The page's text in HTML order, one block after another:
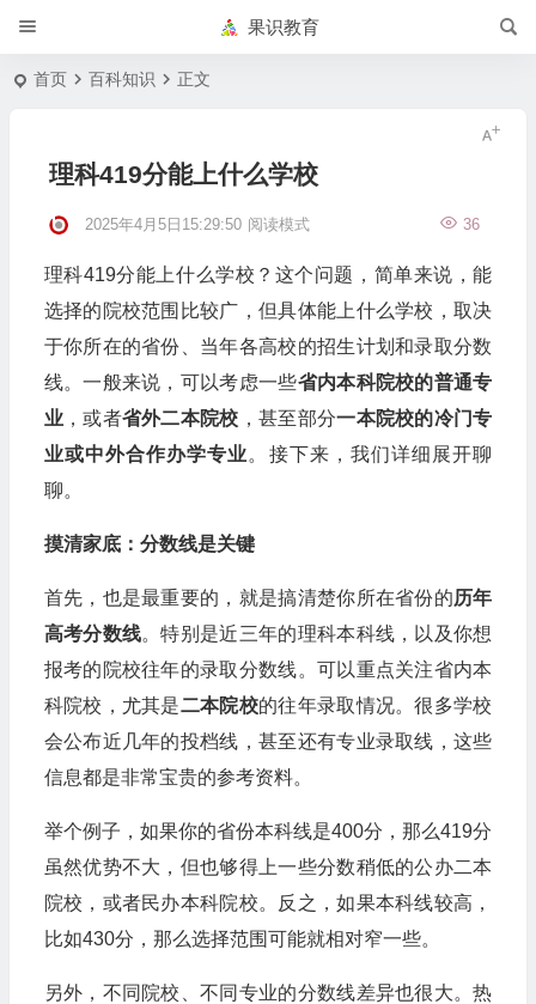
果识教育
首页 百科知识 正文
理科419分能上什么学校
2025年4月5日15:29:50 36
阅读模式
理科419分能上什么学校？这个问题，简单来说，能
选择的院校范围比较广，但具体能上什么学校，取决
于你所在的省份、当年各高校的招生计划和录取分数
线。一般来说，可以考虑一些省内本科院校的普通专
业，或者省外二本院校 ，甚至部分一本院校的冷门专
业或中外合作办学专业。接下来，我们详细展开聊
聊。
摸清家底：分数线是关键
首先，也是最重要的，就是搞清楚你所在省份的历年
高考分数线。特别是近三年的理科本科线，以及你想
报考的院校往年的录取分数线。可以重点关注省内本
科院校，尤其是二本院校的往年录取情况。很多学校
会公布近几年的投档线，甚至还有专业录取线，这些
信息都是非常宝贵的参考资料。
举个例子，如果你的省份本科线是400分，那么419分
虽然优势不大，但也够得上一些分数稍低的公办二本
院校，或者民办本科院校。反之，如果本科线较高，
比如430分，那么选择范围可能就相对窄一些。
另外，不同院校、不同专业的分数线差异也很大。热